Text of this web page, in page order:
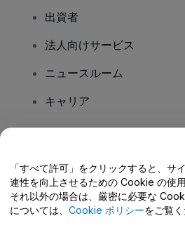
出資者
法人向けサービス
ニュースルーム
キャリア
ヘルプセンター / こちらま
「すべて許可」をクリックすると、サ
連性を向上させるための Cookie の使
それ以外の場合は、厳密に必要な
については、 Cookie ポリシーをご覧く